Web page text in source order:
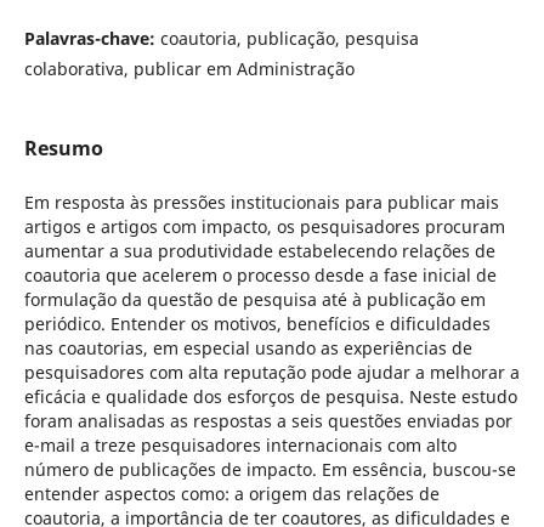
Palavras-chave: coautoria, publicação, pesquisa
colaborativa, publicar em Administração
Resumo
Em resposta às pressões institucionais para publicar mais
artigos e artigos com impacto, os pesquisadores procuram
aumentar a sua produtividade estabelecendo relações de
coautoria que acelerem o processo desde a fase inicial de
formulação da questão de pesquisa até à publicação em
periódico. Entender os motivos, benefícios e dificuldades
nas coautorias, em especial usando as experiências de
pesquisadores com alta reputação pode ajudar a melhorar a
eficácia e qualidade dos esforços de pesquisa. Neste estudo
foram analisadas as respostas a seis questões enviadas por
e-mail a treze pesquisadores internacionais com alto
número de publicações de impacto. Em essência, buscou-se
entender aspectos como: a origem das relações de
coautoria, a importância de ter coautores, as dificuldades e